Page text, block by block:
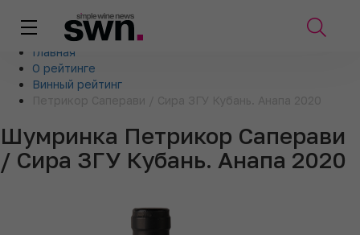
Главная
О рейтинге
Винный рейтинг
Шумринка Петрикор Саперави
/ Сира ЗГУ Кубань. Анапа 2020